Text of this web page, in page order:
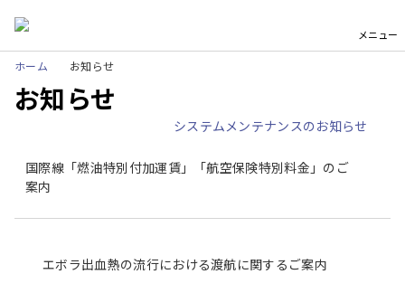
メニュー
ホーム お知らせ
お知らせ
システムメンテナンスのお知らせ
国際線「燃油特別付加運賃」「航空保険特別料金」のご
案内
エボラ出血熱の流行における渡航に関するご案内